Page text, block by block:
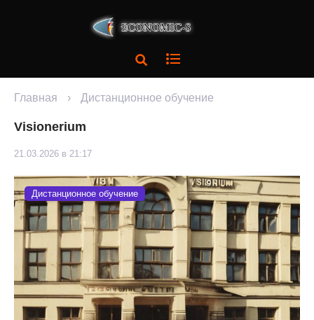
Главная › Дистанционное обучение
Visionerium
21.03.2026 в 21:17
Дистанционное обучение